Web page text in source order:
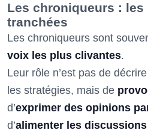
Les chroniqueurs : les
tranchées
Les chroniqueurs sont
voix les plus clivantes.
Leur rôle n’est pas de
les stratégies, mais de
d’exprimer des opinions
d’alimenter les discussions